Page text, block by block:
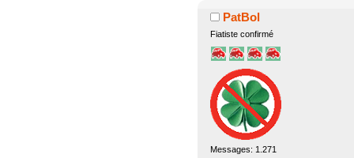
PatBol
Fiatiste confirmé
Messages: 1.271